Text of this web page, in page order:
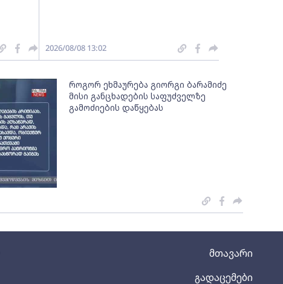
მთავარი
გადაცემები
2026/08/08 13:02
როგორ ეხმაურება გიორგი ბარამიძე
მისი განცხადების საფუძველზე
გამოძიების დაწყებას